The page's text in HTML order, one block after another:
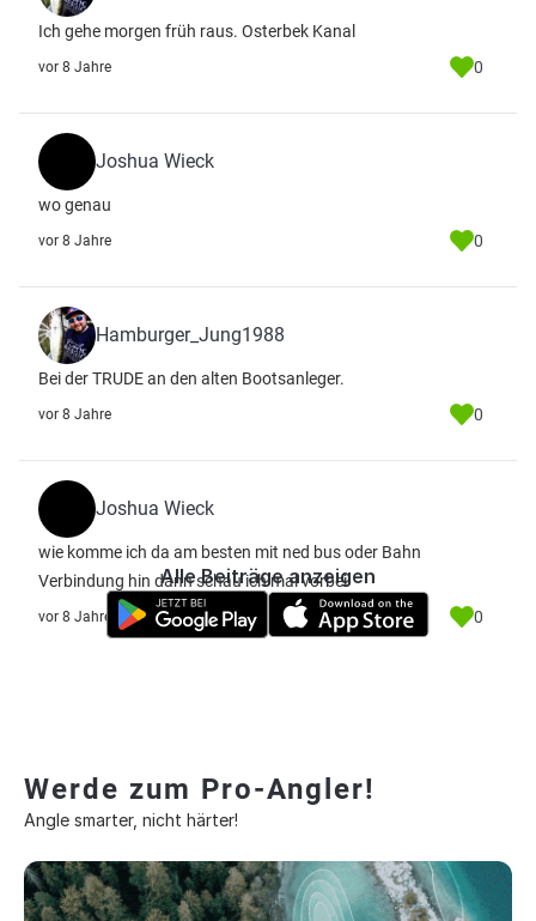
Ich gehe morgen früh raus. Osterbek Kanal
vor 8 Jahre 0
Joshua Wieck
wo genau
vor 8 Jahre 0
Hamburger_Jung1988
Bei der TRUDE an den alten Bootsanleger.
vor 8 Jahre 0
Joshua Wieck
wie komme ich da am besten mit ned bus oder Bahn
Verbindung hin dann schau ich mal vorbei
vor 8 Jahre 0
Alle Beiträge anzeigen
Werde zum Pro-Angler!
Angle smarter, nicht härter!